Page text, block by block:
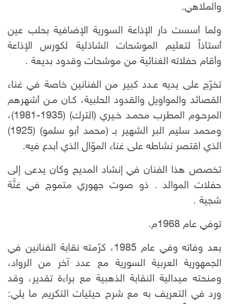
والملاهي.
ولما أسست دار الإذاعة السورية الإضافية بحلب عين
أستاذاً لتعليم الموشحات الشاذلية لكورس الإذاعة
وأقام حفلاته الغنائية من موشحات وقدود بديعة .
تخرّج على يديه عـدد كبير من الفنانين خاصة في غناء
القصائد والمواويل والقدود الحلبية، كـان مـن أشهرهم
المرحـوم المطرب محمـد خـيري (الترك) (1935-1981)،
ومحمد سليم البر الشهير بـ (محمد أبو سلمو) (1925)
الذي اقتصر نشاطه على غناء الموّال الذي أبدع فيه.
تخصص هذا الفنان في إنشاد المديح وكان يدعى إلى
حفلات الموالد . ذو صوت جهوري متموج في غنَّة
شجية .
توفي عام 1968م.
بعد وفاته وفي عام 1985، كرّمته نقابة الفنانين في
الجمهورية العربية السورية مع عدد آخر من الرواد،
ومنحته ميدالية النقابة الذهبية مع براءة تقدير، وقد
ورد في التعريف به مع شرح حيثيات التكريم ما يلي: